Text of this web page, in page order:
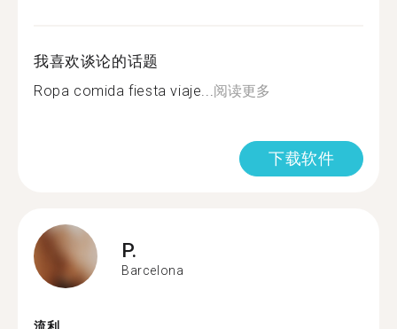
我喜欢谈论的话题
Ropa comida fiesta viaje...阅读更多
下载软件
P.
Barcelona